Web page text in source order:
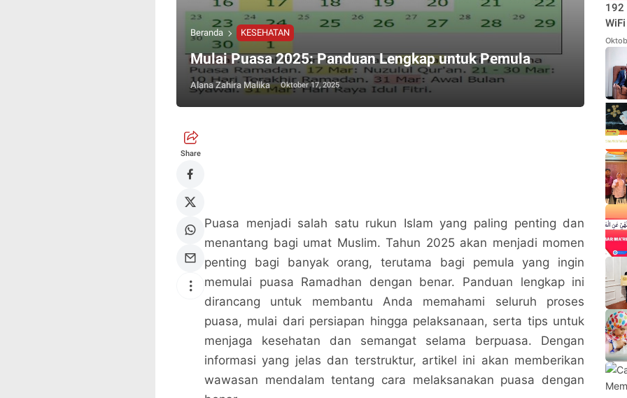
Beranda KESEHATAN
Mulai Puasa 2025: Panduan Lengkap untuk Pemula
Alana Zahira Malika Oktober 17, 2025
Share
Puasa menjadi salah satu rukun Islam yang paling penting dan
menantang bagi umat Muslim. Tahun 2025 akan menjadi momen
penting bagi banyak orang, terutama bagi pemula yang ingin
memulai puasa Ramadhan dengan benar. Panduan lengkap ini
dirancang untuk membantu Anda memahami seluruh proses
puasa, mulai dari persiapan hingga pelaksanaan, serta tips untuk
menjaga kesehatan dan semangat selama berpuasa. Dengan
informasi yang jelas dan terstruktur, artikel ini akan memberikan
wawasan mendalam tentang cara melaksanakan puasa dengan
192